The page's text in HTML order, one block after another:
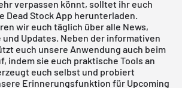
verpassen könnt, solltet ihr euch
Dead Stock App herunterladen.
wir euch täglich über alle News,
Updates. Neben der informativen
euch unsere Anwendung auch beim
indem sie euch praktische Tools an
euch selbst und probiert
Erinnerungsfunktion für Upcoming